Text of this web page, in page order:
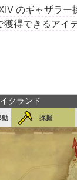
のギャザラ
獲得できるアイ
クランド
動 採掘